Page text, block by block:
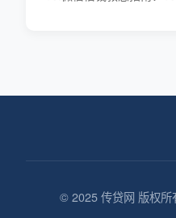
© 2025 传贷网 版权